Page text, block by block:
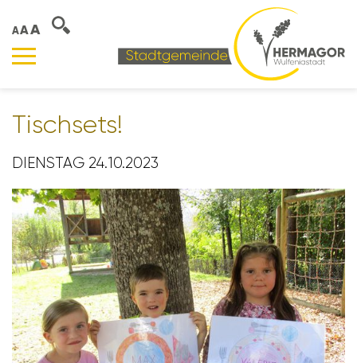
AAA
Tisch­sets!
DIENSTAG 24.10.2023